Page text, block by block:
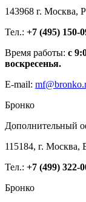
143968 г. Москва,
Тел.: +7 (495) 150-
Время работы: с
воскресенья.
E-mail:
Бронко
Дополнительный
115184, г. Москва,
Тел.: +7 (499) 322-
Бронко